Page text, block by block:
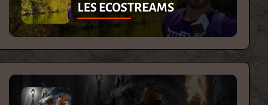
LES ECOSTREAMS